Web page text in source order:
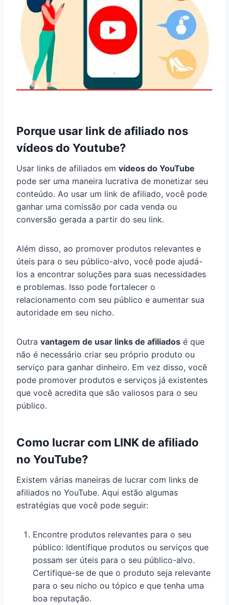
Porque usar link de afiliado nos
vídeos do Youtube?
Usar links de afiliados em vídeos do YouTube
pode ser uma maneira lucrativa de monetizar seu
conteúdo. Ao usar um link de afiliado, você pode
ganhar uma comissão por cada venda ou
conversão gerada a partir do seu link.
Além disso, ao promover produtos relevantes e
úteis para o seu público-alvo, você pode ajudá-
los a encontrar soluções para suas necessidades
e problemas. Isso pode fortalecer o
relacionamento com seu público e aumentar sua
autoridade em seu nicho.
Outra vantagem de usar links de afiliados é que
não é necessário criar seu próprio produto ou
serviço para ganhar dinheiro. Em vez disso, você
pode promover produtos e serviços já existentes
que você acredita que são valiosos para o seu
público.
Como lucrar com LINK de afiliado
no YouTube?
Existem várias maneiras de lucrar com links de
afiliados no YouTube. Aqui estão algumas
estratégias que você pode seguir:
Encontre produtos relevantes para o seu
público: Identifique produtos ou serviços que
possam ser úteis para o seu público-alvo.
Certifique-se de que o produto seja relevante
para o seu nicho ou tópico e que tenha uma
boa reputação.